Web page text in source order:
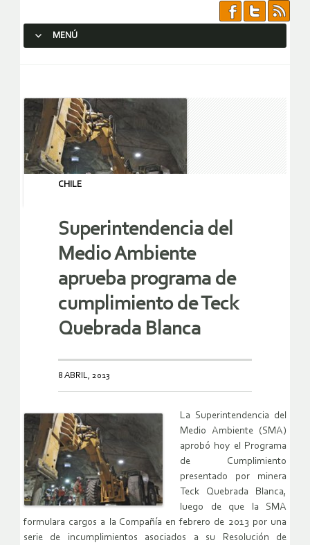
MENÚ
CHILE
Superintendencia del
Medio Ambiente
aprueba programa de
cumplimiento de Teck
Quebrada Blanca
8 ABRIL, 2013
La Superintendencia del
Medio Ambiente (SMA)
aprobó hoy el Programa
de Cumplimiento
presentado por minera
Teck Quebrada Blanca,
luego de que la SMA
formulara cargos a la Compañía en febrero de 2013 por una
serie de incumplimientos asociados a su Resolución de